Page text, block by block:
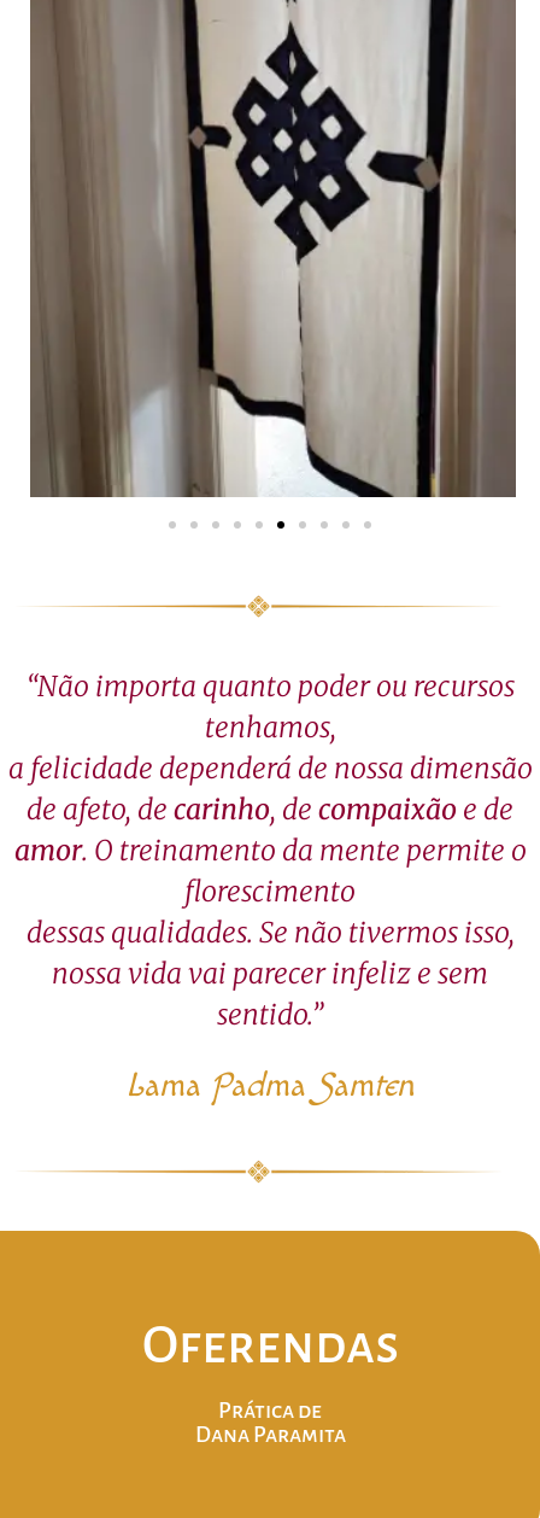
“Não importa quanto poder ou recursos
tenhamos,
a felicidade dependerá de nossa dimensão
de afeto, de carinho, de compaixão e de
amor. O treinamento da mente permite o
florescimento
dessas qualidades. Se não tivermos isso,
nossa vida vai parecer infeliz e sem
sentido.”
Lama Padma Samten
Oferendas
Prática de
Dana Paramita